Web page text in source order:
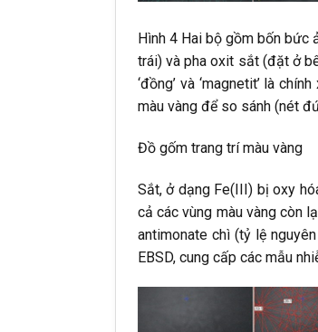
Hình 4 Hai bộ gồm bốn bức
trái) và pha oxit sắt (đặt ở
‘đồng’ và ‘magnetit’ là
màu vàng để so sánh (nét
Đồ gốm trang trí màu vàng
Sắt, ở dạng Fe(III) bị oxy
cả các vùng màu vàng còn
antimonate chì (tỷ lệ
EBSD, cung cấp các mẫu